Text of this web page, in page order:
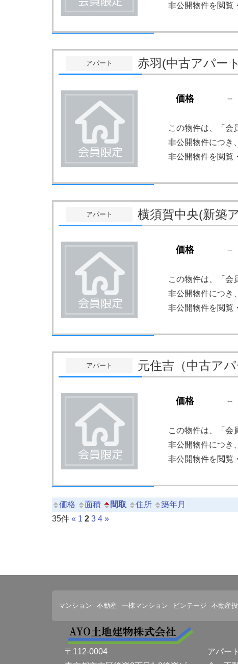
非公開物件を閲覧
アパート 赤羽(中古アパー
価格 --
この物件は、「会
非公開物件につき
非公開物件を閲覧
アパート 横須賀中央(新築
価格 --
この物件は、「会
非公開物件につき
非公開物件を閲覧
アパート 元住吉（中古ア
価格 --
この物件は、「会
非公開物件につき
非公開物件を閲覧
価格 面積 間取 住所
築年月
35件 « 1 2 3 4 »
マンション 不動産 一棟マンション ビンテージ 不動産
〒112-0004
アパー